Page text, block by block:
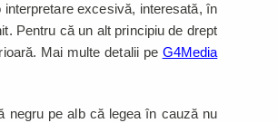
excesivă, interesată, în
Pentru că un alt principiu de drept
Mai multe detalii pe G4Media
negru pe alb că legea în cauză nu